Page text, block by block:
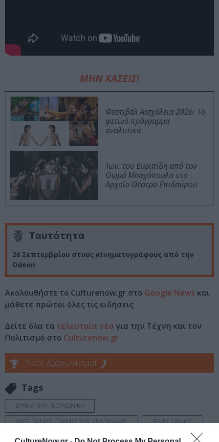
ΜΗΝ ΧΑΣΕΙΣ!
Φεστιβάλ Αισχύλεια 2026: Το
φετινό πρόγραμμα
αναλυτικά
Ίων, του Ευριπίδη από τον
Θωμά Μοσχόπουλο στο
Αρχαίο Θέατρο Επιδαύρου
Ταυτότητα
26 Σεπτεμβρίου στους κινηματογράφους από την
Odeon
Ακολουθήστε το Culturenow.gr στο Google News και
μάθετε πρώτοι όλες τις ειδήσεις
Δείτε όλα τα τελευταία νέα για την Τέχνη και τον
Πολιτισμό στο Culturenow.gr
Νέοι Διαγωνισμοί ❯
Tags
ΔΡΑΜΑΤΙΚΗ - ΚΟΙΝΩΝΙΚΗ
ΝΕΕΣ ΤΑΙΝΙΕΣ - ΤΑΙΝΙΕΣ ΤΗΣ ΕΒΔΟΜΑΔΑΣ
ΞΕΝΕΣ ΤΑΙΝΙΕΣ